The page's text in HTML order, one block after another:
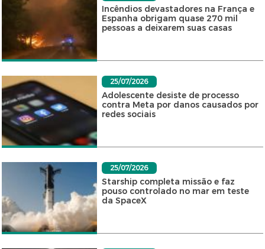
Incêndios devastadores na França e
Espanha obrigam quase 270 mil
pessoas a deixarem suas casas
25/07/2026
Adolescente desiste de processo
contra Meta por danos causados por
redes sociais
25/07/2026
Starship completa missão e faz
pouso controlado no mar em teste
da SpaceX